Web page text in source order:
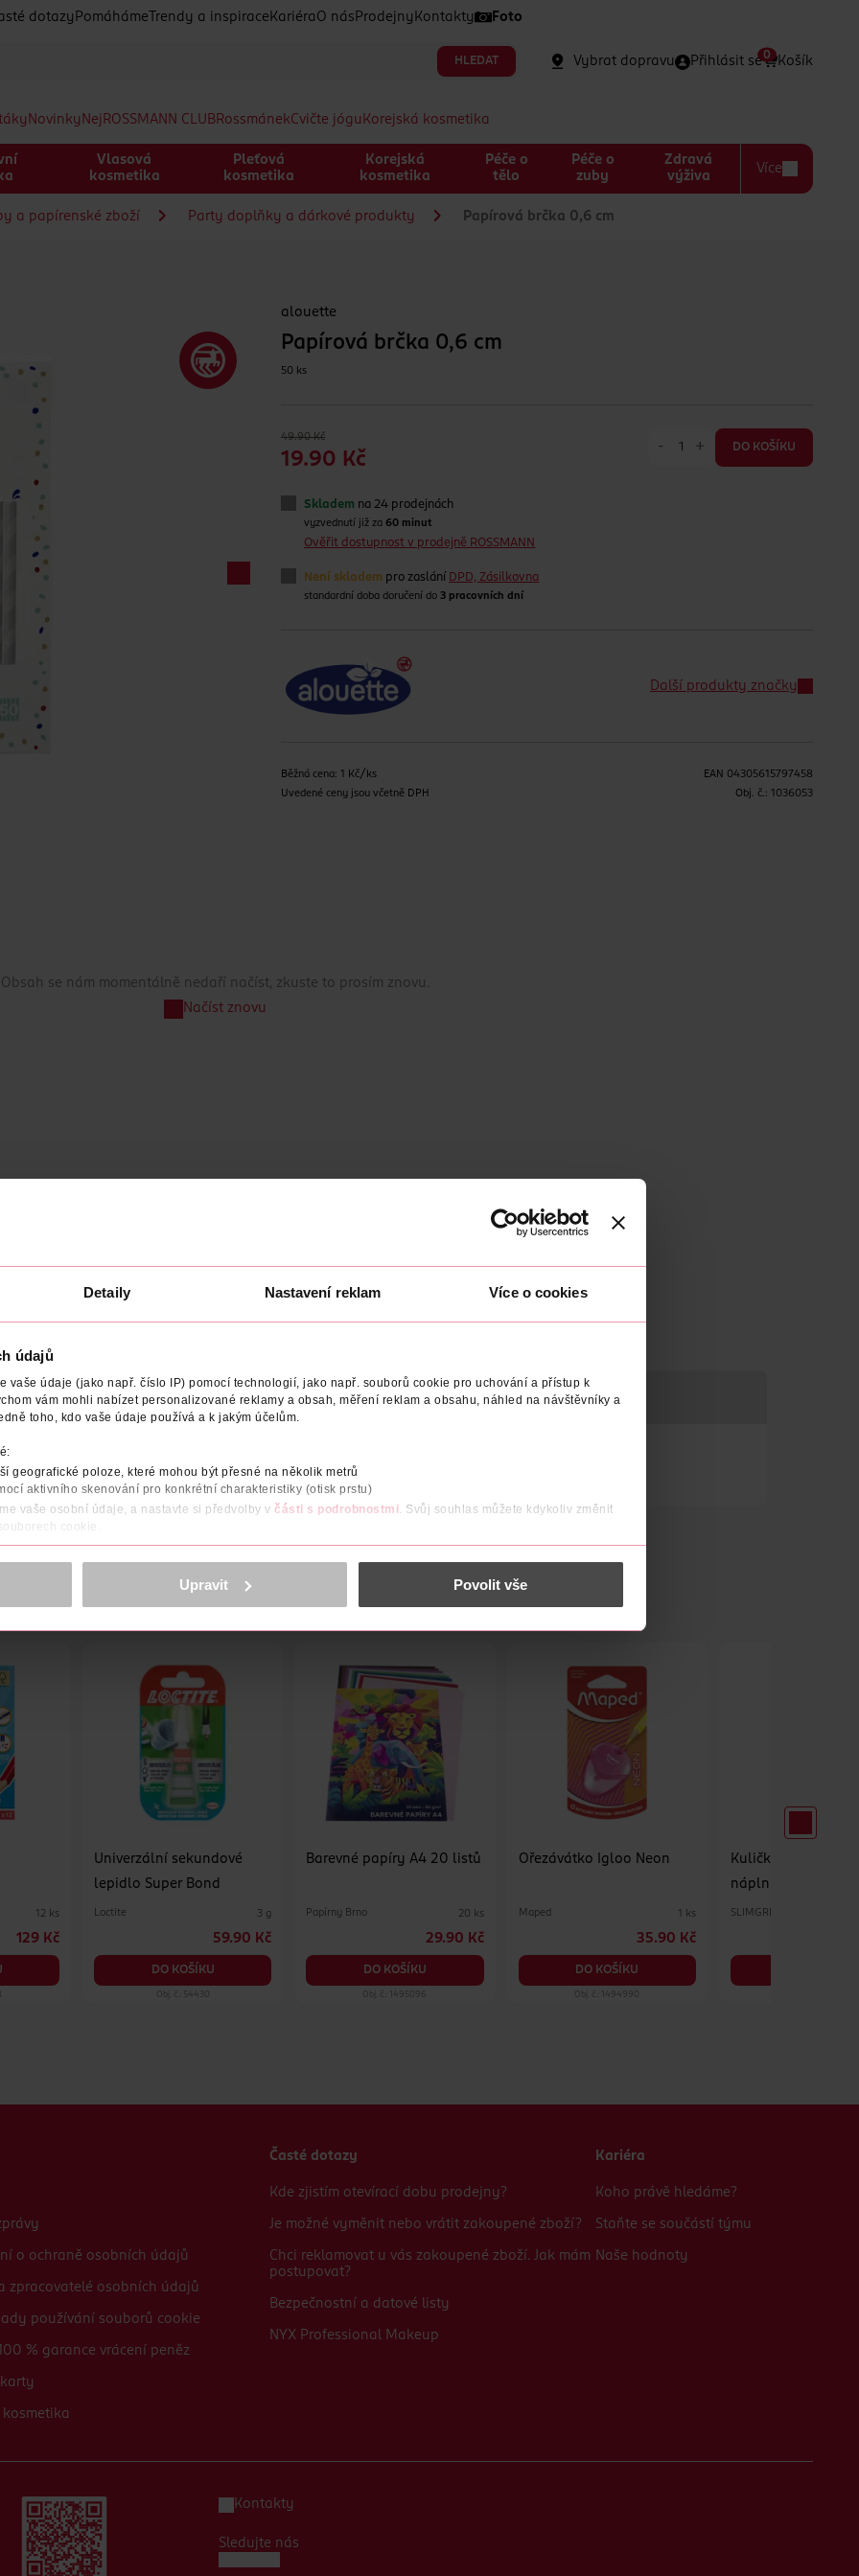
Detaily Nastavení reklam Více o cookies
údajů
vaše údaje (jako např. číslo IP) pomocí technologií, jako např. souborů cookie pro uchování a přístup k
vám mohli nabízet personalizované reklamy a obsah, měření reklam a obsahu, náhled na návštěvníky a
toho, kdo vaše údaje používá a k jakým účelům.
geografické poloze, které mohou být přesné na několik metrů
aktivního skenování pro konkrétní charakteristiky (otisk prstu)
vaše osobní údaje, a nastavte si předvolby v části s podrobnostmi. Svůj souhlas můžete kdykoliv změnit
cookie.
a reklam, funkcí sociálních médií, analýze návštěvnosti, které mohou nést osobní údaje.
osobních údajů.
<
Upravit Povolit vše
dotazy Pomáháme Trendy a inspirace Kariéra O nás Prodejny Kontakty Foto
HLEDAT Vybrat dopravu Přihlásit se Košík
0
Novinky Nej ROSSMANN CLUBRossmánekCvičte jógu Korejská kosmetika
Vlasová
kosmetika
Pleťová
kosmetika
Korejská
kosmetika
Péče o
tělo
Péče o
zuby
Zdravá
výživa
Více
a papírenské zboží Party doplňky a dárkové produkty Papírová brčka 0,6 cm
alouette
Papírová brčka 0,6 cm
50 ks
49.90 Kč
19.90 Kč
- + DO KOŠÍKU
Skladem na 24 prodejnách
vyzvednutí již za60 minut
Ověřit dostupnost v prodejně ROSSMANN
Není skladem pro zaslání DPD, Zásilkovna
standardní doba doručení do 3 pracovních dní
Další produkty značky
Běžná cena: 1 Kč/ks
Uvedené ceny jsou včetně DPH
EAN 04305615797458
Obj. č.: 1036053
Obsah se nám momentálně nedaří načíst, zkuste to prosím znovu.
Načíst znovu
DODAVATEL
do posledního detailu!
12 ks
129 Kč
Univerzální sekundové
lepidlo Super Bond
Loctite 3 g
59.90 Kč
DO KOŠÍKU
Obj. č.: 54430
Barevné papíry A4 20 listů
Papírny Brno 20 ks
29.90 Kč
DO KOŠÍKU
Obj. č.: 1495096
Ořezávátko Igloo Neon
Maped 1 ks
35.90 Kč
DO KOŠÍKU
Obj. č.: 1494990
Kuličkové pero s
náplní 4ks
SLIMGRIP
o ochraně osobních údajů
zpracovatelé osobních údajů
používání souborů cookie
% garance vrácení peněz
kosmetika
Časté dotazy
Kde zjistím otevírací dobu prodejny?
Je možné vyměnit nebo vrátit zakoupené zboží?
Chci reklamovat u vás zakoupené zboží. Jak mám
postupovat?
Bezpečnostní a datové listy
NYX Professional Makeup
Kariéra
Koho právě hledáme?
Staňte se součástí týmu
Naše hodnoty
Kontakty
Sledujte nás